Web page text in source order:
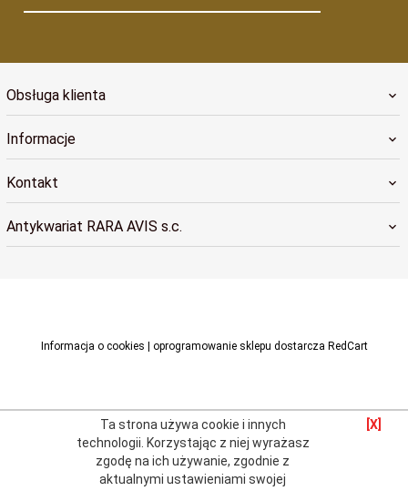
Obsługa klienta
Informacje
Kontakt
Antykwariat RARA AVIS s.c.
Informacja o cookies oprogramowanie sklepu dostarcza RedCart
Ta strona używa cookie i innych
technologii. Korzystając z niej wyrażasz
zgodę na ich używanie, zgodnie z
aktualnymi ustawieniami swojej
[X]